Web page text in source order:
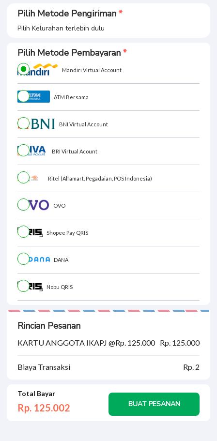
Pilih Metode Pengiriman
Pilih Kelurahan terlebih dulu
Pilih Metode Pembayaran
Mandiri Virtual Account
ATM Bersama
BNI Virtual Account
BRI Virtual Acount
Ritel (Alfamart, Pegadaian, POS Indonesia)
OVO
Shopee Pay QRIS
DANA
Nobu QRIS
Rincian Pesanan
KARTU ANGGOTA IKAPJ @Rp. 125.000 Rp. 125.000
Biaya Transaksi Rp. 2
Total Bayar
Rp. 125.002 BUAT PESANAN